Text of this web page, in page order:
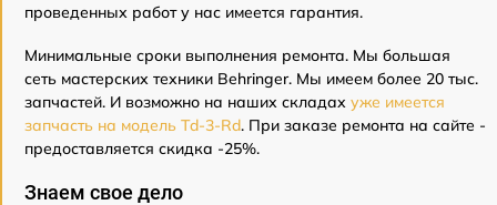
проведенных работ у нас имеется гарантия.
Минимальные сроки выполнения ремонта. Мы большая
сеть мастерских техники Behringer. Мы имеем более 20 тыс.
запчастей. И возможно на наших складах уже имеется
запчасть на модель Td-3-Rd. При заказе ремонта на сайте -
предоставляется скидка -25%.
Знаем свое дело